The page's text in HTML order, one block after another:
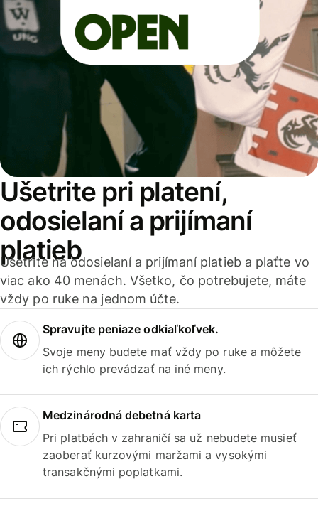
Ušetrite pri platení,
odosielaní a prijímaní
platieb
Ušetrite na odosielaní a prijímaní platieb a plaťte vo
viac ako 40 menách. Všetko, čo potrebujete, máte
vždy po ruke na jednom účte.
Spravujte peniaze odkiaľkoľvek.
Svoje meny budete mať vždy po ruke a môžete
ich rýchlo prevádzať na iné meny.
Medzinárodná debetná karta
Pri platbách v zahraničí sa už nebudete musieť
zaoberať kurzovými maržami a vysokými
transakčnými poplatkami.